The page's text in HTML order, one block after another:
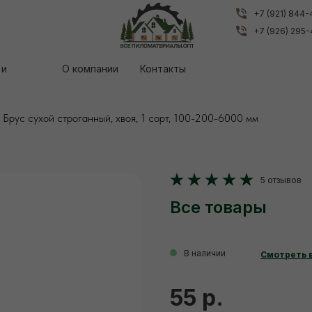
Контакты
О компании
+7 (921)
+7 (926)
Контакты
О компании
+7 (921)
+7 (926)
Брус сухой строганный, хвоя, 1 сорт, 100-200-6000 мм
Все товары
55 р.
В наличии Смотреть
5 отзывов